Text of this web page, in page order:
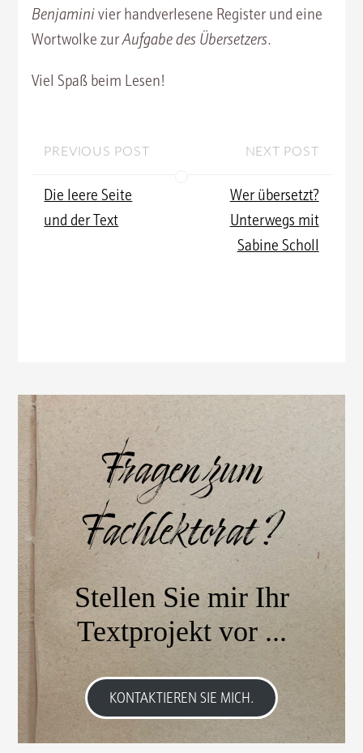
Benjaminivier handverlesene Register und eine
Wortwolke zurAufgabe des Übersetzers.
Viel Spaß beim Lesen!
PREVIOUS POST
Die leere Seite
und der Text
NEXT POST
Wer übersetzt?
Unterwegs mit
Sabine Scholl
Fragen zum
Fachlektorat ?
Stellen Sie mir Ihr
Textprojekt vor ...
KONTAKTIEREN SIE MICH.